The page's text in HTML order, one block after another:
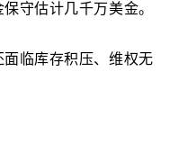
守估计几千万美金。
临库存积压、维权无